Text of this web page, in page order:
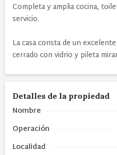
Completa y amplia cocina,
servicio.
La casa consta de un
cerrado con vidrio y pileta
Detalles de la propiedad
Nombre
Operación
Localidad